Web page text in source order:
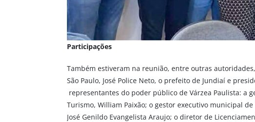
Participações
Também estiveram na reunião, entre outras
São Paulo, José Police Neto, o prefeito de Jundiaí e
representantes do poder público de Várzea Paulista: a
Turismo, William Paixão; o gestor executivo municipal
José Genildo Evangelista Araujo; o diretor de